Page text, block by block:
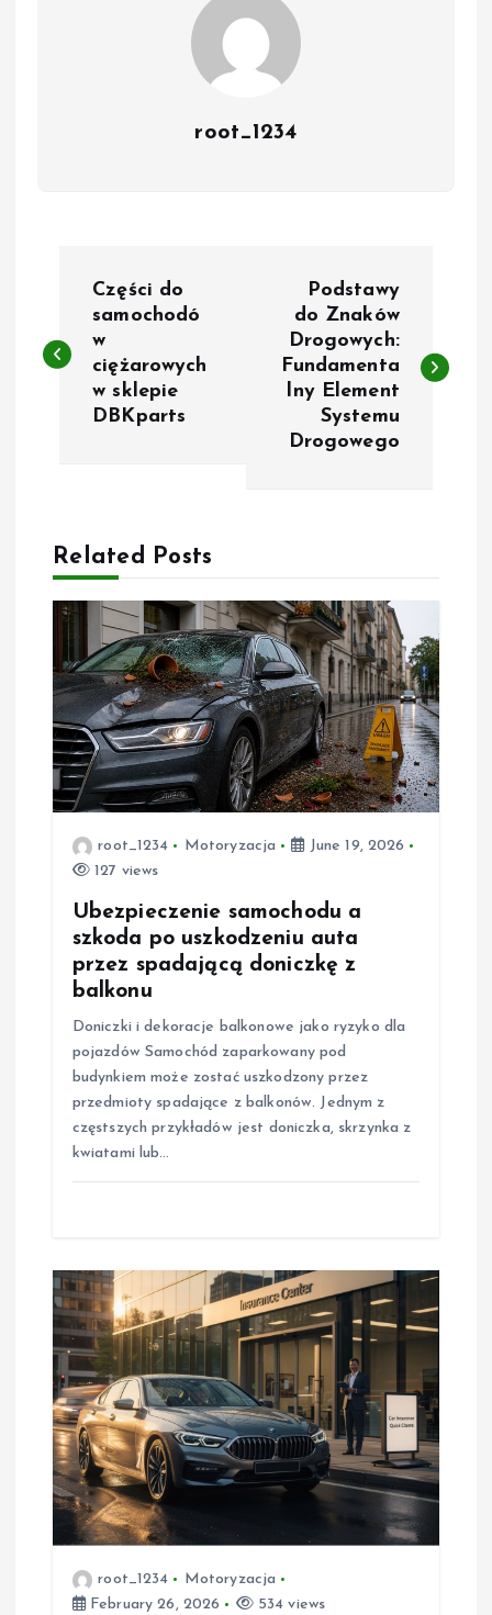
root_1234
s
a
v
g
a
t
Części do
samochodó
w
ciężarowych
w sklepie
DBKparts
Podstawy
do Znaków
Drogowych:
Fundamenta
lny Element
Systemu
Drogowego
Related Posts
root_1234 Motoryzacja
June 19, 2026
127 views
Ubezpieczenie samochodu a
szkoda po uszkodzeniu auta
przez spadającą doniczkę z
balkonu
Doniczki i dekoracje balkonowe jako ryzyko dla
pojazdów Samochód zaparkowany pod
budynkiem może zostać uszkodzony przez
przedmioty spadające z balkonów. Jednym z
częstszych przykładów jest doniczka, skrzynka z
kwiatami lub…
root_1234
Motoryzacja
February 26, 2026
534 views